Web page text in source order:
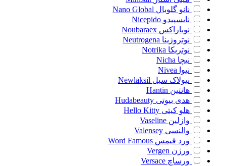
نانو گلوبال Nano Global
نایسپیدو Nicepido
نوباراکس Noubaraex
نوتروژینا Neutrogena
نوتریکا Notrika
نیچا Nicha
نیوا Nivea
نیولاک سیل Newlaksil
هانتین Hantin
هدی بیوتی Hudabeauty
هلو کیتی Hello Kitty
وازلین Vaseline
والنسی Valensey
ورد فیمس Word Famous
ورژن Vergen
ورساچ Versace